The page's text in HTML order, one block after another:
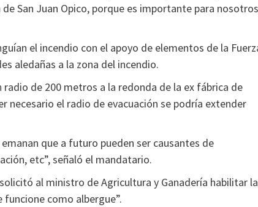
San Juan Opico, porque es importante para nosotros
el incendio con el apoyo de elementos de la
aledañas a la zona del incendio.
de 200 metros a la redonda de la ex fábrica de
necesario el radio de evacuación se podría extender
que a futuro pueden ser causantes de
etc”, señaló el mandatario.
al ministro de Agricultura y Ganadería habilitar
como albergue”.